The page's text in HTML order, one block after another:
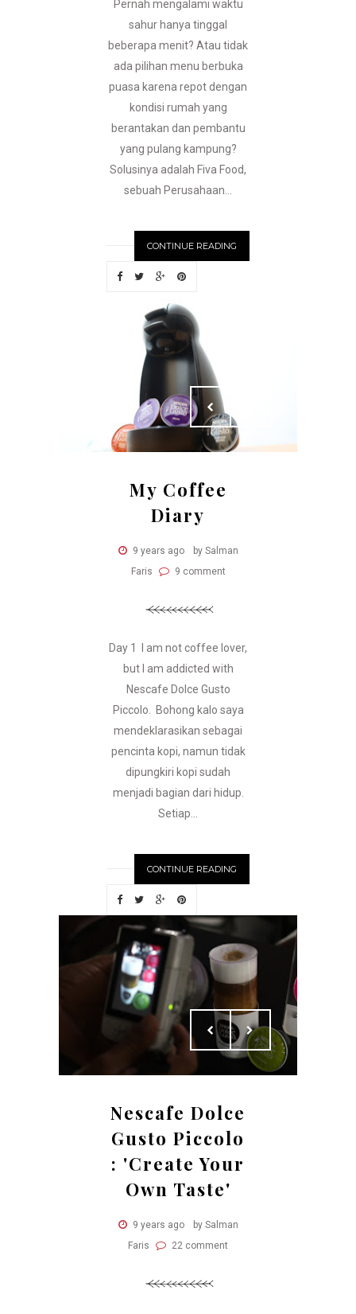
Pernah mengalami waktu
sahur hanya tinggal
beberapa menit? Atau tidak
ada pilihan menu berbuka
puasa karena repot dengan
kondisi rumah yang
berantakan dan pembantu
yang pulang kampung?
Solusinya adalah Fiva Food,
sebuah Perusahaan...
CONTINUE READING
My Coffee
Diary
9 years ago
by Salman
Faris
9 comment
Day 1 I am not coffee lover,
but I am addicted with
Nescafe Dolce Gusto
Piccolo. Bohong kalo saya
mendeklarasikan sebagai
pencinta kopi, namun tidak
dipungkiri kopi sudah
menjadi bagian dari hidup.
Setiap...
CONTINUE READING
Nescafe Dolce
Gusto Piccolo
: 'Create Your
Own Taste'
9 years ago
by Salman
Faris
22 comment